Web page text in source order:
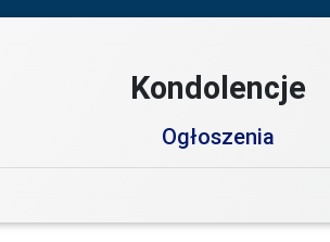
Kondolencje
Ogłoszenia